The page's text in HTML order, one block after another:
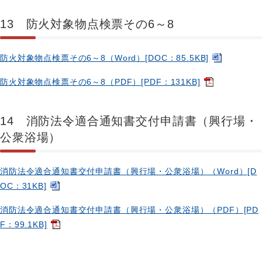
13 防火対象物点検票その6～8
防火対象物点検票その6～8（Word）[DOC：85.5KB]
防火対象物点検票その6～8（PDF）[PDF：131KB]
14 消防法令適合通知書交付申請書（興行場・
公衆浴場）
消防法令適合通知書交付申請書（興行場・公衆浴場）（Word）[D
OC：31KB]
消防法令適合通知書交付申請書（興行場・公衆浴場）（PDF）[PD
F：99.1KB]